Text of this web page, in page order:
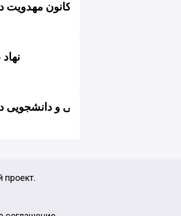
کانون مهدویت
معاونت فرهنگی و دانشجویی
проект.